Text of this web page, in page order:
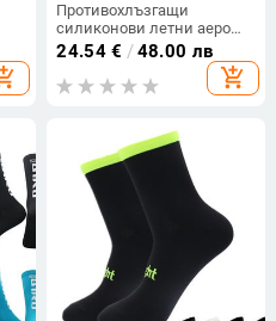
за
Противохлъзгащи
силиконови летни аеро
чорапи Whiteline
Велосипедни чорапи
Мъжки велосипедни
спортни велосипедни
24.54€ /48.00 лв
add_shopping_cart